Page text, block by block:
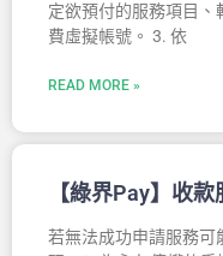
定欲預付的服務項目、
費虛擬帳號。 3. 依
READ MORE »
【綠界Pay】收
若無法成功申請服務可